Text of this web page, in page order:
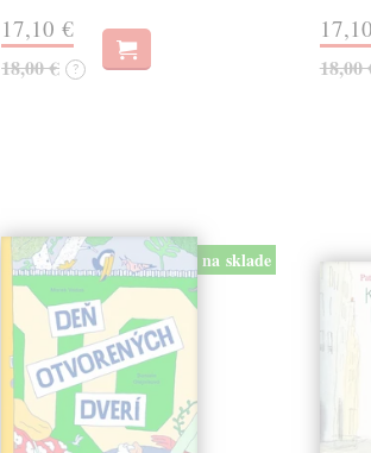
17,10 €
18,00 € ? 18,00
na sklade